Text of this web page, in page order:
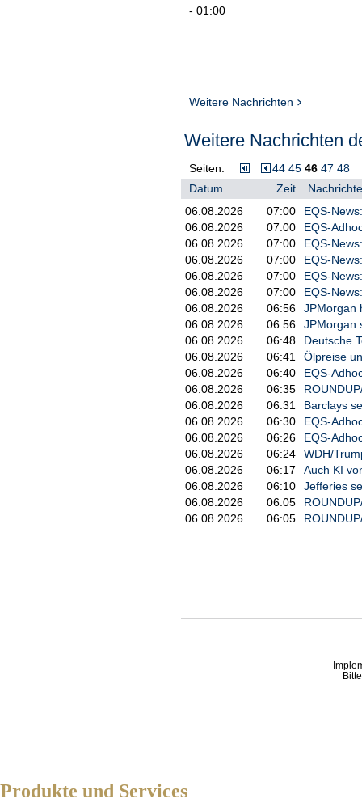
- 01:00
Weitere Nachrichten
Weitere Nachrichten
Seiten: 44 45 46 47 48
Datum
Zeit
06.08.2026
07:00
EQS-
06.08.2026
07:00
EQS-
06.08.2026
07:00
EQS-
06.08.2026
07:00
EQS-
06.08.2026
07:00
EQS-
06.08.2026
07:00
EQS-
06.08.2026
06:56
JPMorgan
06.08.2026
06:56
JPMorgan
06.08.2026
06:48
Deutsche
06.08.2026
06:41
Ölpreise
06.08.2026
06:40
EQS-
06.08.2026
06:35
06.08.2026
06:31
Barclays
06.08.2026
06:30
EQS-
06.08.2026
06:26
EQS-
06.08.2026
06:24
WDH/
06.08.2026
06:17
Auch KI
06.08.2026
06:10
Jefferies
06.08.2026
06:05
06.08.2026
06:05
Produkte und Services